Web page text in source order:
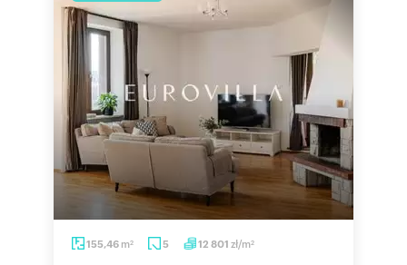
155,46 m2 5 12 801 zł/m2